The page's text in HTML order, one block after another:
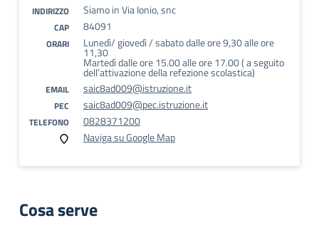
INDIRIZZO Siamo in Via Ionio, snc
CAP 84091
ORARI Lunedì/ giovedì / sabato dalle ore 9,30 alle ore
11,30
Martedì dalle ore 15.00 alle ore 17.00 ( a seguito
dell’attivazione della refezione scolastica)
EMAIL saic8ad009@istruzione.it
PEC saic8ad009@pec.istruzione.it
TELEFONO
0828371200
Naviga su Google Map
Cosa serve